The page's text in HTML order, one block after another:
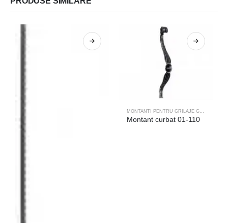
MONTANTI PENTRU GRILAJE GEAM
Montant curbat 01-110